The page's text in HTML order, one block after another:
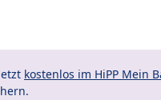
kostenlos im HiPP Mein